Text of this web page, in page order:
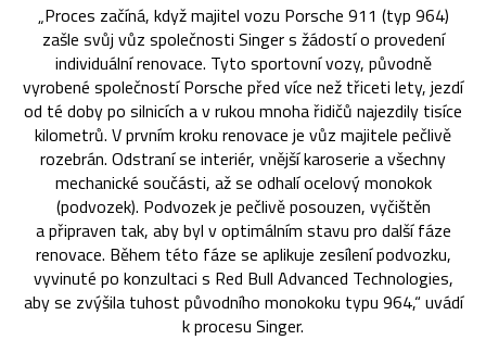
„Proces začíná, když majitel vozu Porsche 911 (typ 964)
zašle svůj vůz společnosti Singer s žádostí o provedení
individuální renovace. Tyto sportovní vozy, původně
vyrobené společností Porsche před více než třiceti lety, jezdí
od té doby po silnicích a v rukou mnoha řidičů najezdily tisíce
kilometrů. V prvním kroku renovace je vůz majitele pečlivě
rozebrán. Odstraní se interiér, vnější karoserie a všechny
mechanické součásti, až se odhalí ocelový monokok
(podvozek). Podvozek je pečlivě posouzen, vyčištěn
a připraven tak, aby byl v optimálním stavu pro další fáze
renovace. Během této fáze se aplikuje zesílení podvozku,
vyvinuté po konzultaci s Red Bull Advanced Technologies,
aby se zvýšila tuhost původního monokoku typu 964,“ uvádí
k procesu Singer.